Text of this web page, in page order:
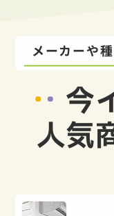
メーカーや
今
人気